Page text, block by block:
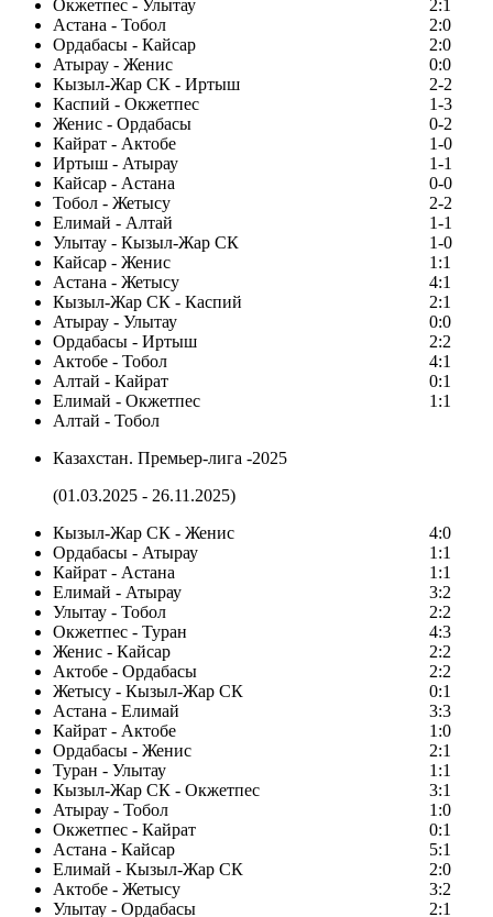
Окжетпес - Улытау
2:1
Астана - Тобол
2:0
Ордабасы - Кайсар
2:0
Атырау - Женис
0:0
Кызыл-Жар СК - Иртыш
2-2
Каспий - Окжетпес
1-3
Женис - Ордабасы
0-2
Кайрат - Актобе
1-0
Иртыш - Атырау
1-1
Кайсар - Астана
0-0
Тобол - Жетысу
2-2
Елимай - Алтай
1-1
Улытау - Кызыл-Жар СК
1-0
Кайсар - Женис
1:1
Астана - Жетысу
4:1
Кызыл-Жар СК - Каспий
2:1
Атырау - Улытау
0:0
Ордабасы - Иртыш
2:2
Актобе - Тобол
4:1
Алтай - Кайрат
0:1
Елимай - Окжетпес
1:1
Алтай - Тобол
Казахстан. Премьер-лига -2025
(01.03.2025 - 26.11.2025)
Кызыл-Жар СК - Женис
4:0
Ордабасы - Атырау
1:1
Кайрат - Астана
1:1
Елимай - Атырау
3:2
Улытау - Тобол
2:2
Окжетпес - Туран
4:3
Женис - Кайсар
2:2
Актобе - Ордабасы
2:2
Жетысу - Кызыл-Жар СК
0:1
Астана - Елимай
3:3
Кайрат - Актобе
1:0
Ордабасы - Женис
2:1
Туран - Улытау
1:1
Кызыл-Жар СК - Окжетпес
3:1
Атырау - Тобол
1:0
Окжетпес - Кайрат
0:1
Астана - Кайсар
5:1
Елимай - Кызыл-Жар СК
2:0
Актобе - Жетысу
3:2
Улытау - Ордабасы
2:1